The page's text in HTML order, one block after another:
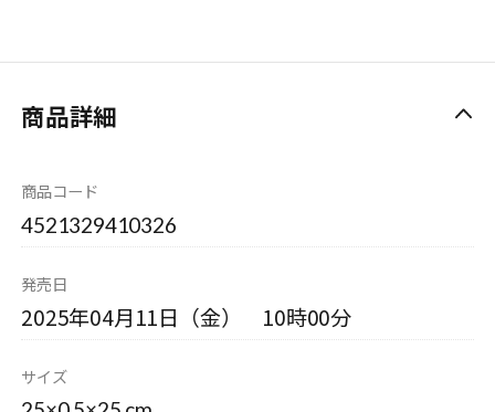
商品詳細
商品コード
4521329410326
発売日
2025年04月11日（金） 10時00分
サイズ